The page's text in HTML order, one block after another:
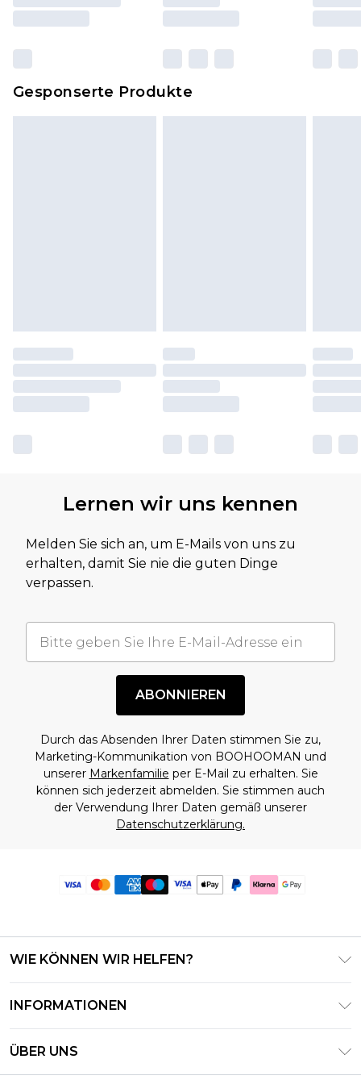
und Kissen, müssen unbenutzt und in ihrer
Klickehierum unsere vollständigen
Gesponserte Produkte
Lernen wir uns kennen
Melden Sie sich an, um E-Mails von uns zu
erhalten, damit Sie nie die guten Dinge
verpassen.
ABONNIEREN
Durch das Absenden Ihrer Daten stimmen Sie zu,
Marketing-Kommunikation von BOOHOOMAN und
unserer Markenfamilie per E-Mail zu erhalten. Sie
können sich jederzeit abmelden. Sie stimmen auch
der Verwendung Ihrer Daten gemäß unserer
Datenschutzerklärung.
WIE KÖNNEN WIR HELFEN?
Meine Bestellung verfolgen & zurücksenden
Lieferoptionen
INFORMATIONEN
Geschäftsbedingungen – Aktualisiert Juni 2026
ÜBER UNS